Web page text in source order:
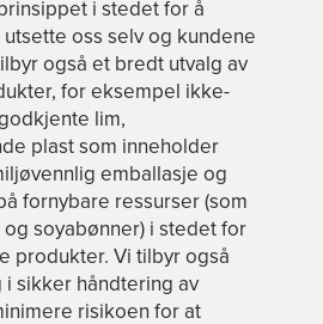
i stedet for å
oss selv og kundene
også et bredt utvalg av
for eksempel ikke-
lim,
plast som inneholder
emballasje og
fornybare ressurser (som
soyabønner) i stedet for
produkter. Vi tilbyr også
sikker håndtering av
risikoen for at